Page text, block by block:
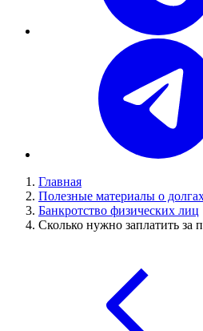
Главная
Полезные материалы о
Банкротство физических лиц
Сколько нужно заплатить за